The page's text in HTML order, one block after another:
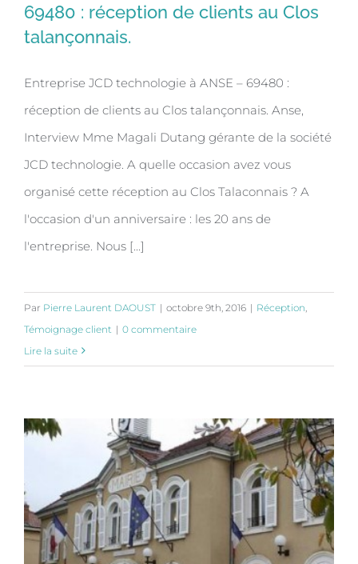
Entreprise JCD technologie à ANSE –
69480 : réception de clients au Clos
talançonnais.
69480 : réception de clients au Clos
talançonnais.
Entreprise JCD technologie à ANSE – 69480 :
réception de clients au Clos talançonnais. Anse,
Interview Mme Magali Dutang gérante de la société
JCD technologie. A quelle occasion avez vous
organisé cette réception au Clos Talaconnais ? A
l'occasion d'un anniversaire : les 20 ans de
l'entreprise. Nous [...]
Par Pierre Laurent DAOUST | octobre 9th, 2016 | Réception
Témoignage client | 0 commentaire
Lire la suite